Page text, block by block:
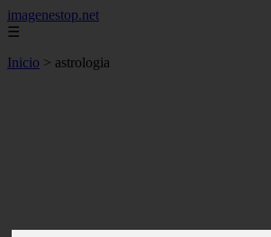
imagenestop.net
☰
Inicio > astrologia